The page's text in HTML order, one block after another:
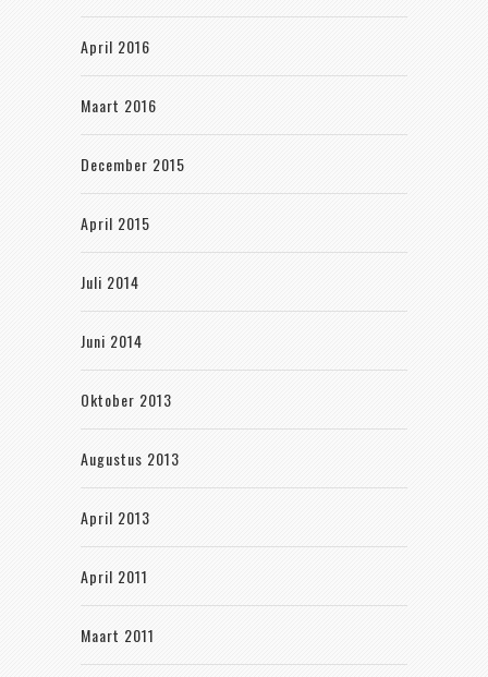
April 2016
Maart 2016
December 2015
April 2015
Juli 2014
Juni 2014
Oktober 2013
Augustus 2013
April 2013
April 2011
Maart 2011